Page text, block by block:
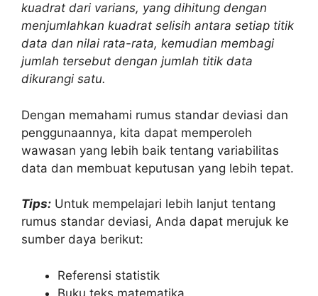
kuadrat dari varians, yang dihitung dengan
menjumlahkan kuadrat selisih antara setiap titik
data dan nilai rata-rata, kemudian membagi
jumlah tersebut dengan jumlah titik data
dikurangi satu.
Dengan memahami rumus standar deviasi dan
penggunaannya, kita dapat memperoleh
wawasan yang lebih baik tentang variabilitas
data dan membuat keputusan yang lebih tepat.
Tips: Untuk mempelajari lebih lanjut tentang
rumus standar deviasi, Anda dapat merujuk ke
sumber daya berikut:
Referensi statistik
Buku teks matematika